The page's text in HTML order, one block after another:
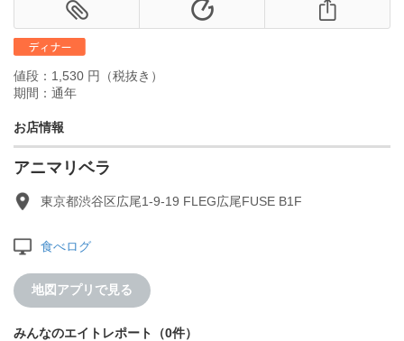
値段：1,530 円（税抜き）
期間：通年
お店情報
アニマリベラ
東京都渋谷区広尾1-9-19 FLEG広尾FUSE B1F
食べログ
地図アプリで見る
みんなのエイトレポート（0件）